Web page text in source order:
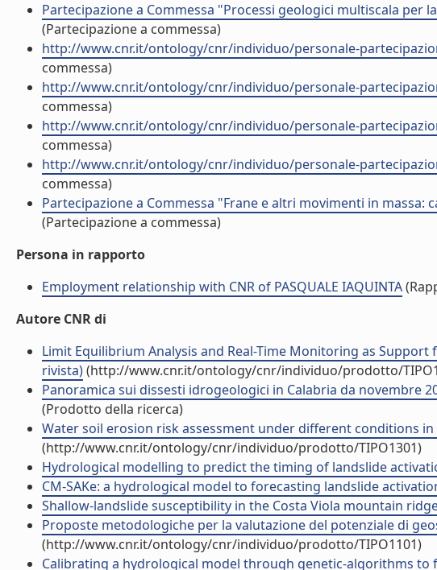
Partecipazione a Commessa "Processi geologici multiscala per
(Partecipazione a commessa)
http://www.cnr.it/ontology/cnr/individuo/personale-
commessa)
http://www.cnr.it/ontology/cnr/individuo/personale-
commessa)
http://www.cnr.it/ontology/cnr/individuo/personale-
commessa)
http://www.cnr.it/ontology/cnr/individuo/personale-
commessa)
Partecipazione a Commessa "Frane e altri movimenti in massa:
(Partecipazione a commessa)
Persona in rapporto
Employment relationship with CNR of PASQUALE IAQUINTA
Autore CNR di
Limit Equilibrium Analysis and Real-Time Monitoring as Support
rivista)(http://www.cnr.it/ontology/cnr/individuo/prodotto/
Panoramica sui dissesti idrogeologici in Calabria da novembre
(Prodotto della ricerca)
Water soil erosion risk assessment under different conditions
(http://www.cnr.it/ontology/cnr/individuo/prodotto/TIPO1301)
Hydrological modelling to predict the timing of landslide
CM-SAKe: a hydrological model to forecasting landslide
Shallow-landslide susceptibility in the Costa Viola mountain
Proposte metodologiche per la valutazione del potenziale di
(http://www.cnr.it/ontology/cnr/individuo/prodotto/TIPO1101)
Calibrating a hydrological model through genetic-algorithms